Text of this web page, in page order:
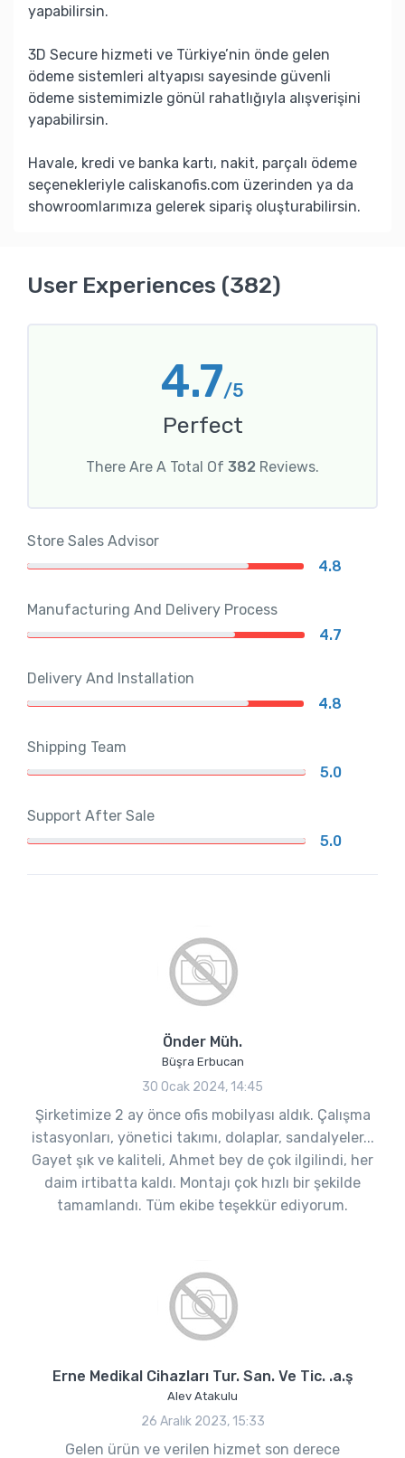
yapabilirsin.
3D Secure hizmeti ve Türkiye’nin önde gelen
ödeme sistemleri altyapısı sayesinde güvenli
ödeme sistemimizle gönül rahatlığıyla alışverişini
yapabilirsin.
Havale, kredi ve banka kartı, nakit, parçalı ödeme
seçenekleriyle caliskanofis.com üzerinden ya da
showroomlarımıza gelerek sipariş oluşturabilirsin.
User Experiences (382)
4.7/5
Perfect
There Are A Total Of 382 Reviews.
Store Sales Advisor
4.8
Manufacturing And Delivery Process
4.7
Delivery And Installation
4.8
Shipping Team
5.0
Support After Sale
5.0
Önder Müh.
Büşra Erbucan
30 Ocak 2024, 14:45
Şirketimize 2 ay önce ofis mobilyası aldık. Çalışma
istasyonları, yönetici takımı, dolaplar, sandalyeler...
Gayet şık ve kaliteli, Ahmet bey de çok ilgilindi, her
daim irtibatta kaldı. Montajı çok hızlı bir şekilde
tamamlandı. Tüm ekibe teşekkür ediyorum.
Erne Medikal Cihazları Tur. San. Ve Tic. .a.ş
Alev Atakulu
26 Aralık 2023, 15:33
Gelen ürün ve verilen hizmet son derece